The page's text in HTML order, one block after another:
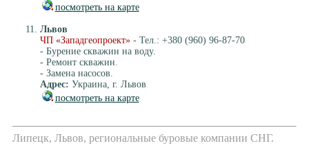
посмотреть на карте
Львов
ЧП «Западгеопроект»- Тел.: +380 (960) 96-87-70
- Бурение скважин на воду.
- Ремонт скважин.
- Замена насосов.
Адрес: Украина, г. Львов
посмотреть на карте
Липецк, Львов, региональные буровые компании СНГ.